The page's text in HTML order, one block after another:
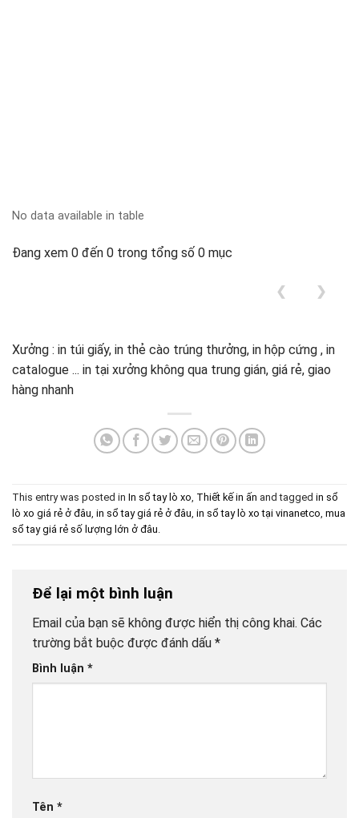
No data available in table
Đang xem 0 đến 0 trong tổng số 0 mục
❮ ❯
Xưởng : in túi giấy, in thẻ cào trúng thưởng, in hộp cứng , in
catalogue ... in tại xưởng không qua trung gián, giá rẻ, giao
hàng nhanh
This entry was posted in In sổ tay lò xo, Thiết kế in ấn and tagged in sổ
lò xo giá rẻ ở đâu, in sổ tay giá rẻ ở đâu, in sổ tay lò xo tại vinanetco, mua
sổ tay giá rẻ số lượng lớn ở đâu.
Để lại một bình luận
Email của bạn sẽ không được hiển thị công khai. Các
trường bắt buộc được đánh dấu *
Bình luận *
Tên *